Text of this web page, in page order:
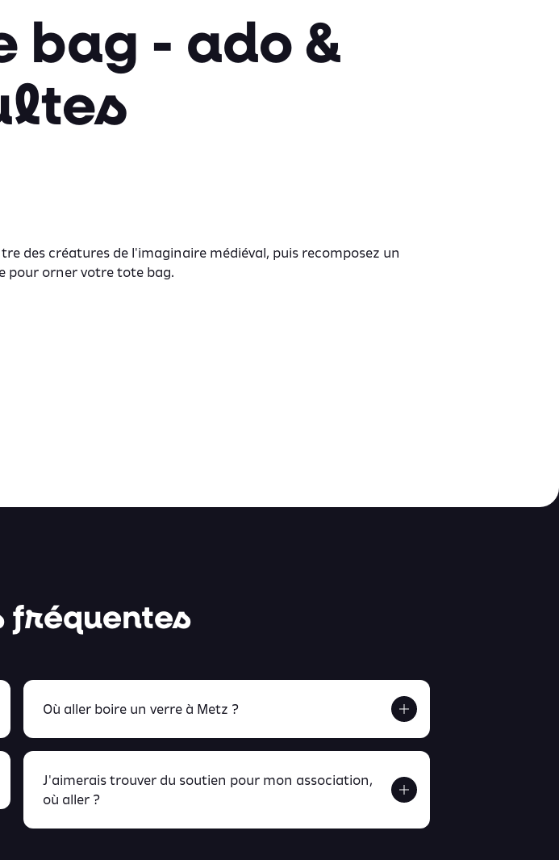
- ado &
des créatures de l'imaginaire médiéval, puis recomposez un
pour orner votre tote bag.
fréquentes
Où aller boire un verre à Metz ?
J'aimerais trouver du soutien pour mon association,
où aller ?